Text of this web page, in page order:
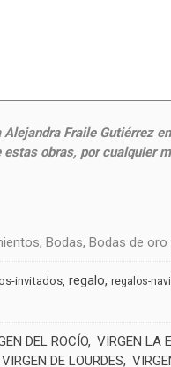
Fraile Gutiérrez
obras, por cualquier
Bodas, Bodas de oro
invitados regalo regalos-
DEL ROCÍO VIRGEN LA
VIRGEN DE LOURDES